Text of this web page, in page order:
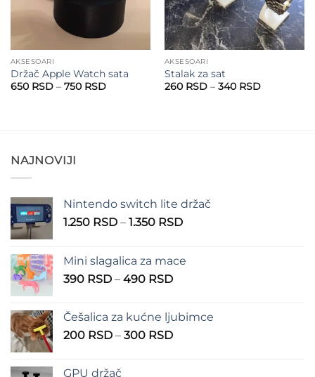
AKSESOARI
Držač Apple Watch sata
650 RSD – 750 RSDRaspon
AKSESOARI
Stalak za sat
260 RSD – 340 RSDRaspon
NAJNOVIJI
Nintendo switch lite držač
1.250 RSD – 1.350 RSDRaspon
1.250 RSD
Mini slagalica za mace
390 RSD – 490 RSDRaspon
390 RSD
do
Češalica za kućne ljubimce
200 RSD – 300 RSDRaspon
GPU držač